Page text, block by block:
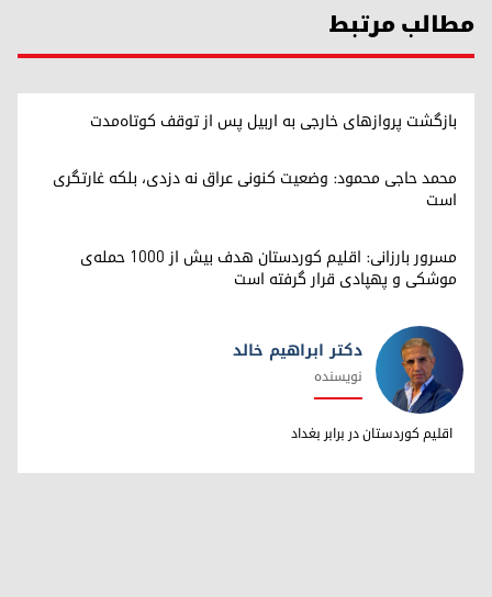
مطالب مرتبط
بازگشت پروازهای خارجی به اربیل پس از توقف کوتاه‌مدت
محمد حاجی محمود: وضعیت کنونی عراق نه دزدی، بلکه غارتگری
است
مسرور بارزانی: اقلیم کوردستان هدف بیش از ۱۰۰۰ حمله‌ی
موشکی و پهپادی قرار گرفته است
دکتر ابراهیم خالد
دکتر ابراهیم خالد
نویسنده
اقلیم کوردستان در برابر بغداد